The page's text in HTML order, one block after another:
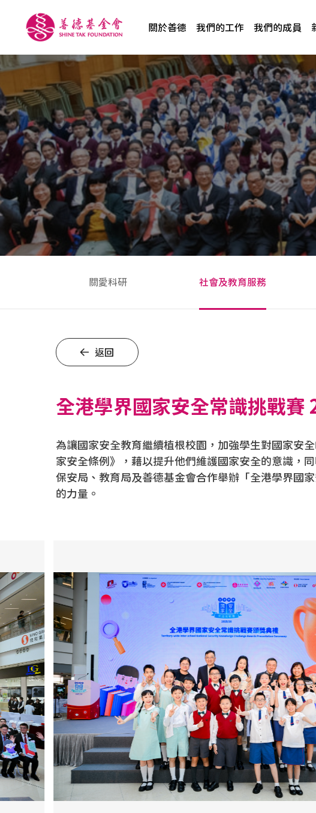
關於善德 我們的工作 我們的成員
關愛科研 社會及教育服務
返回
全港學界國家安全常識挑戰賽
為讓國家安全教育繼續植根校園，加強學生對國家安
家安全條例》，藉以提升他們維護國家安全的意識，
保安局、教育局及善德基金會合作舉辦「全港學界國
的力量。